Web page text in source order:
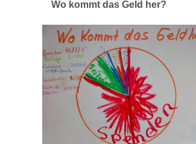
Wo kommt das Geld her?